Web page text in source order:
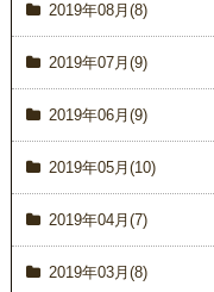
2019年08月(8)
2019年07月(9)
2019年06月(9)
2019年05月(10)
2019年04月(7)
2019年03月(8)